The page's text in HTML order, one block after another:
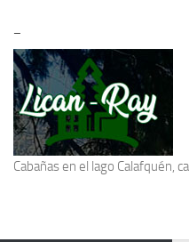
–
Cabañas en el lago Calafquén,